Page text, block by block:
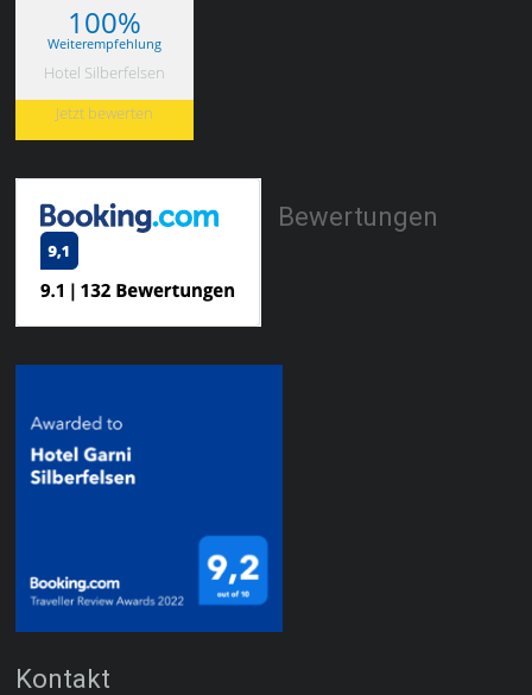
100%
Weiterempfehlung
Hotel Silberfelsen
Jetzt bewerten
Bewertungen
Kontakt